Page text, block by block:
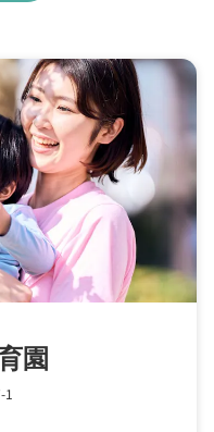
園